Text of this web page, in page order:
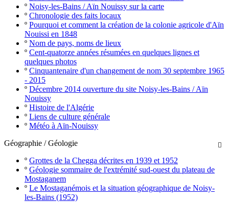
º Noisy-les-Bains / Aïn Nouissy sur la carte
º Chronologie des faits locaux
º Pourquoi et comment la création de la colonie agricole d'Aïn
Nouissi en 1848
º Nom de pays, noms de lieux
º Cent-quatorze années résumées en quelques lignes et
quelques photos
º Cinquantenaire d'un changement de nom 30 septembre 1965
- 2015
º Décembre 2014 ouverture du site Noisy-les-Bains / Aïn
Nouissy
º Histoire de l'Algérie
º Liens de culture générale
º Météo à Aïn-Nouissy

Géographie / Géologie
º Grottes de la Chegga décrites en 1939 et 1952
º Géologie sommaire de l'extrémité sud-ouest du plateau de
Mostaganem
º Le Mostaganémois et la situation géographique de Noisy-
les-Bains (1952)